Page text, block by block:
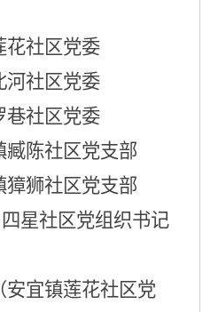
花社区党委
河社区党委
巷社区党委
臧陈社区党支部
獐狮社区党支部
星社区党组织书记
安宜镇莲花社区党